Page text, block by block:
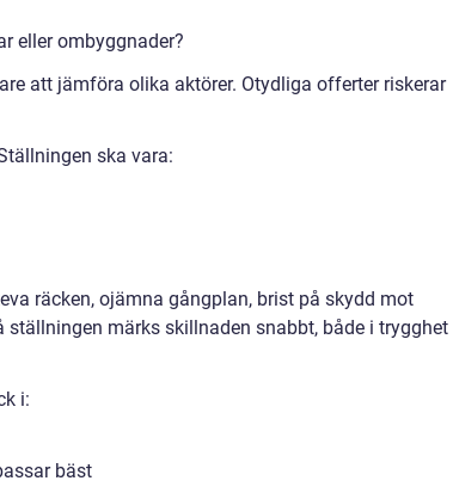
eller ombyggnader?
att jämföra olika aktörer. Otydliga offerter riskerar
ska vara:
räcken, ojämna gångplan, brist på skydd mot
märks skillnaden snabbt, både i trygghet
i:
bäst